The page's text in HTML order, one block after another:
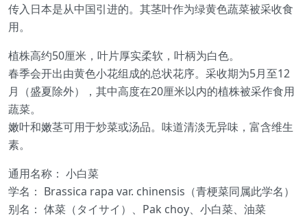
传入日本是从中国引进的。其茎叶作为绿黄色蔬菜被采收食
用。
植株高约50厘米，叶片厚实柔软，叶柄为白色。
春季会开出由黄色小花组成的总状花序。采收期为5月至12
月（盛夏除外），其中高度在20厘米以内的植株被采作食用
蔬菜。
嫩叶和嫩茎可用于炒菜或汤品。味道清淡无异味，富含维生
素。
通用名称： 小白菜
学名： Brassica rapa var. chinensis（青梗菜同属此学名）
别名： 体菜（タイサイ）、Pak choy、小白菜、油菜